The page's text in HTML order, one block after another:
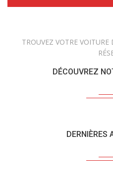
TROUVEZ VOTRE
DÉCOUVREZ
DERNIÈRES